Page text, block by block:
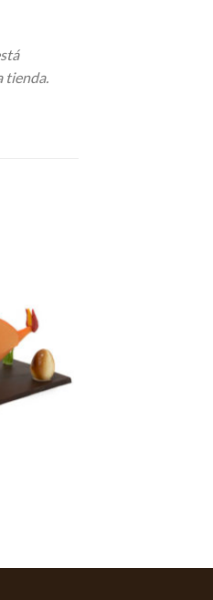
tienda.